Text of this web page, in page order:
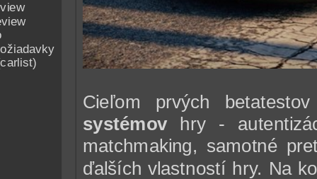
Cieľom prvých
systémov hry -
matchmaking, samotné
ďalších vlastností hry. Na